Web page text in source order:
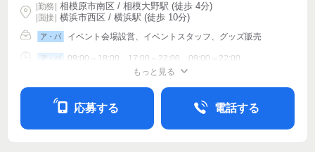
|勤務 相模原市南区 / 相模大野駅 (徒歩 4分)
| 面接 | 横浜市西区 / 横浜駅 (徒歩 10分)
ア・パ イベント会場設営、イベントスタッフ、グッズ販売
ア・パ 09:00～18:00、17:00～22:00、09:00～22:00
もっと見る
応募する 電話する